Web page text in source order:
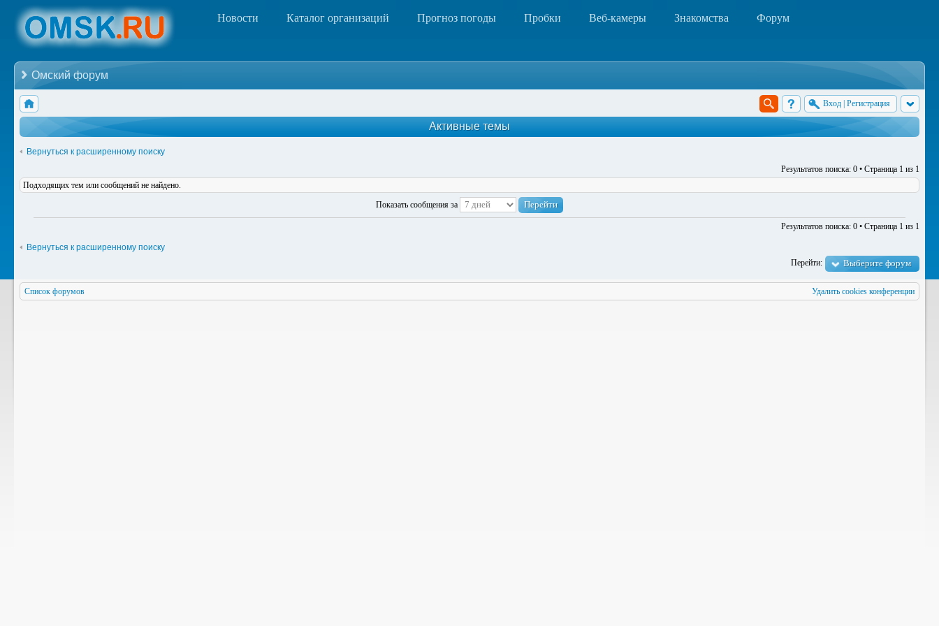
Новости Каталог организаций Прогноз погоды Пробки Веб-камеры Знакомства Форум
Омский форум
Вход Регистрация
Активные темы
Вернуться к расширенному поиску
Результатов поиска: 0 • Страница 1 из 1
Подходящих тем или сообщений не найдено.
Показать сообщения за
Результатов поиска: 0 • Страница 1 из 1
Вернуться к расширенному поиску
Перейти:
Выберите форум
Список форумов Удалить cookies конференции